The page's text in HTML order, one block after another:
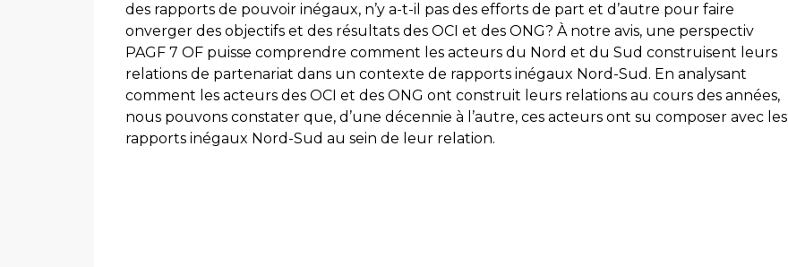
des rapports de pouvoir inégaux, n’y a-t-il pas des efforts de part et d’autre pour faire
onverger des objectifs et des résultats des OCI et des ONG? À notre avis, une perspectiv
PAGF 7 OF puisse comprendre comment les acteurs du Nord et du Sud construisent leurs
relations de partenariat dans un contexte de rapports inégaux Nord-Sud. En analysant
comment les acteurs des OCI et des ONG ont construit leurs relations au cours des années,
nous pouvons constater que, d’une décennie à l’autre, ces acteurs ont su composer avec les
rapports inégaux Nord-Sud au sein de leur relation.